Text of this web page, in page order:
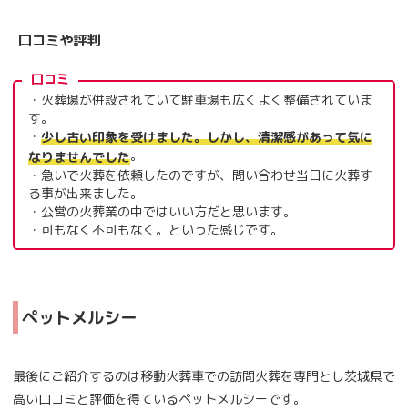
口コミや評判
口コミ
・火葬場が併設されていて駐車場も広くよく整備されていま
す。
・ 少し古い印象を受けました。しかし、清潔感があって気に
なりませんでした。
・急いで火葬を依頼したのですが、問い合わせ当日に火葬す
る事が出来ました。
・公営の火葬業の中ではいい方だと思います。
・可もなく不可もなく。といった感じです。
ペットメルシー
最後にご紹介するのは移動火葬車での訪問火葬を専門とし茨城県で
高い口コミと評価を得ているペットメルシーです。